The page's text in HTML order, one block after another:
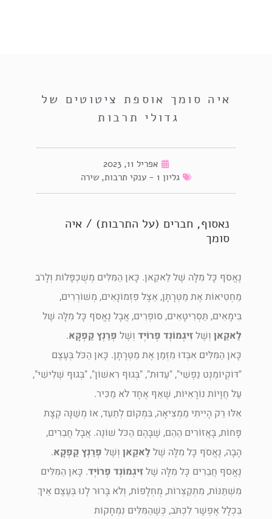
איה סומך אוספת ציטוטים של
גדולי תרבות
אפריל 11, 2023
גליון 1 - ענקי תרבות
, שירה
נאסוף, חברים (על התרבות) / איה
סומך
נֶאֱסֹף כָּל מִלָּה שֶׁל לַאקַאן. כָּאן הַמִּלִּים מְשֻׁכְפָּלוֹת וְלָרֹב
מַחְטִיאוֹת אֶת מַטְּרָתָן, אֵצֶל פִּזְמוֹנָאִים, מְשׁוֹרְרִים,
בִּימָאִים, תַּסְרִיטָאִים, סוֹפְרִים, אֲבָל נֶאֱסֹף כָּל מִלָּה שֶׁל
לַאקַאן וְשֶׁלזִיגְמוֹנְד פְרוֹיְד וְשֶׁל פְרַנְץ קַפְקָא.
כָּאן הַמִּלִּים אִבְּדוּ מִזְּמַן אֶת מַטְּרָתָן. כָּאן הַכֹּל בְּעֶצֶם
"דּוֹקְיוֹמֵנְט נַפְשִׁי", "עֵדוּת", "בְּגוּף רִאשׁוֹן", "בְּגוּף שְׁלִישִׁי",
עַל חֲוָיוֹת נוֹרָאִיּוֹת, שֶׁאַף אֶחָד לֹא מַכִּיר.
אִלּוּ רַק הָיִיתִי מַמְצִיאָה, בִּמְקוֹם לְתַעֵד, אוֹ מְשַׁנָּה קְצָת
פָּחוֹת, בָּאֲזוֹרִים הַהֵם, שֶׁבָּהֶם הַכֹּל שׁוֹנֶה. אֲבָל חֲבֵרִים,
הָבָה, נֶאֱסֹף כָּל מִלָּה שֶׁל לַאקַאן וְשֶׁל פְרַנְץ קַפְקָא.
נֶאֱסֹף חֲבֵרִים כָּל מִלָּה שֶׁלזִיגְמוֹנְד פְרוֹיְד. כָּאן הַמִּלִּים
מִשְׁתַּנּוֹת, מִתְקַצְּרוֹת, מֻחְלָפוֹת, וְלֹא בָּרוּר לָנוּ בְּעֶצֶם אֵיךְ
בִּכְלָל אֶפְשָׁר לִכְתֹּב, כְּשֶׁהַמִּלִּים נִמְחָקוֹת